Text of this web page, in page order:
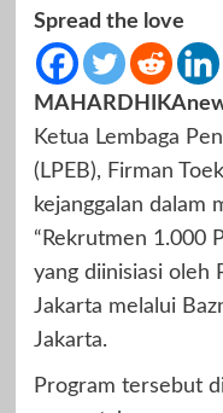
Spread the love
Ketua Lembaga
(LPEB), Firman
kejanggalan dalam
“Rekrutmen 1.000
yang diinisiasi oleh
Jakarta melalui
Jakarta.
Program tersebut